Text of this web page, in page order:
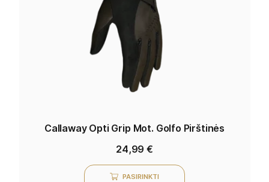
Callaway Opti Grip Mot. Golfo Pirštinės
24,99€
PASIRINKTI